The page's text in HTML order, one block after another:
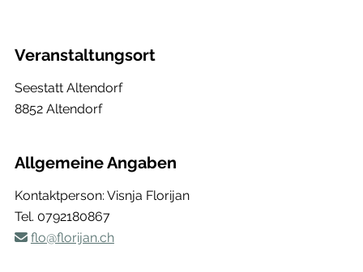
Veranstaltungsort
Seestatt Altendorf
8852 Altendorf
Allgemeine Angaben
Kontaktperson: Visnja Florijan
Tel. 0792180867
flo@florijan.ch